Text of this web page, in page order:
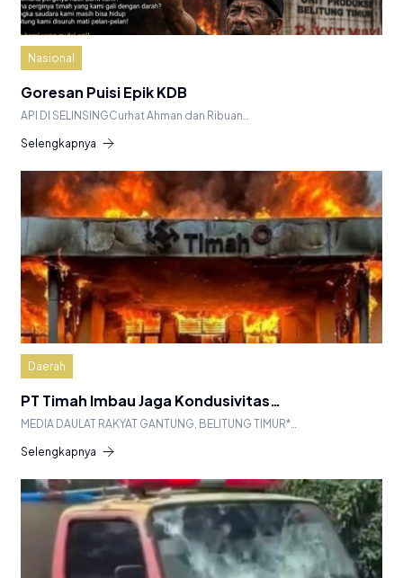
Nasional
Goresan Puisi Epik KDB
API DI SELINSINGCurhat Ahman dan Ribuan…
Selengkapnya
Daerah
PT Timah Imbau Jaga Kondusivitas…
MEDIA DAULAT RAKYAT GANTUNG, BELITUNG TIMUR*…
Selengkapnya